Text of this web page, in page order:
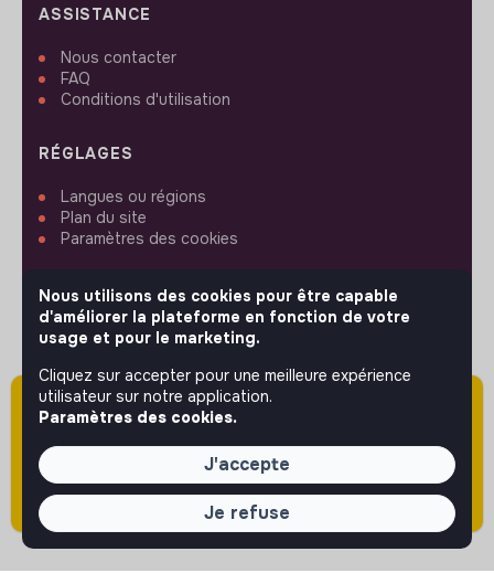
Attention cette annonce a été publiée il y a
plus de 60 jours (le 11/05/2026) et est sans
doute expirée ou non mise à jour.
ASSISTANCE
Nous contacter
FAQ
Conditions d'utilisation
RÉGLAGES
Langues ou régions
Plan du site
Paramètres des cookies
SUIVEZ-NOUS
Nous utilisons des cookies pour être capable
d'améliorer la plateforme en fonction de votre
usage et pour le marketing.
Cliquez sur accepter pour une meilleure expérience
utilisateur sur notre application.
Paramètres des cookies.
J'accepte
Je refuse